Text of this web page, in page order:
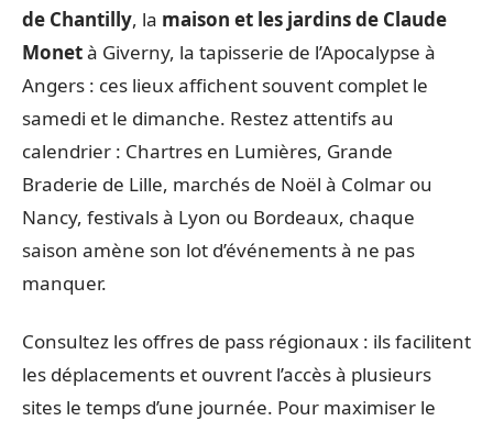
de Chantilly, la maison et les jardins de Claude
Monetà Giverny, la tapisserie de l’Apocalypse à
Angers : ces lieux affichent souvent complet le
samedi et le dimanche. Restez attentifs au
calendrier : Chartres en Lumières, Grande
Braderie de Lille, marchés de Noël à Colmar ou
Nancy, festivals à Lyon ou Bordeaux, chaque
saison amène son lot d’événements à ne pas
manquer.
Consultez les offres de pass régionaux : ils facilitent
les déplacements et ouvrent l’accès à plusieurs
sites le temps d’une journée. Pour maximiser le